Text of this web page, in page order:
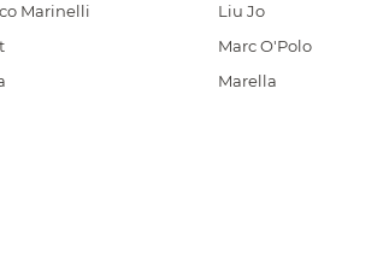
Marinelli
Liu Jo
Marc O'Polo
Marella